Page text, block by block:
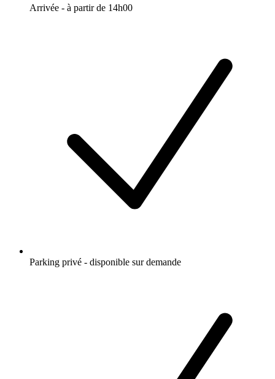
Arrivée - à partir de 14h00
Parking privé - disponible sur demande